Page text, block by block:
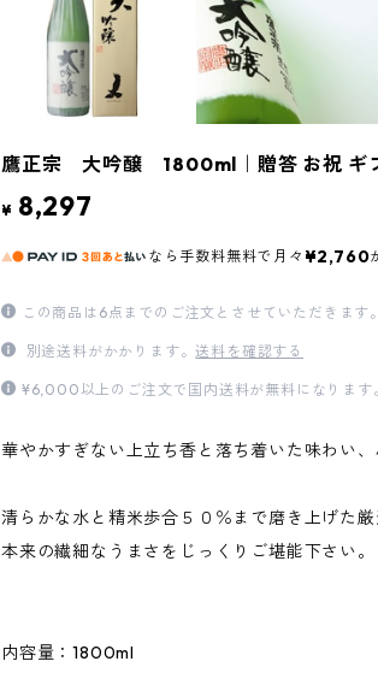
鷹正宗 大吟醸 1800ml｜贈答 お祝 ギ
¥ 8,297
なら 手数料無料で 月々 ¥2,760
この商品は6点までのご注文とさせていただきます。
別途送料がかかります。送料を確認する
¥6,000以上のご注文で国内送料が無料になります
華やかすぎない上立ち香と落ち着いた味わい
清らかな水と精米歩合５０％まで磨き上げた
本来の繊細なうまさをじっくりご堪能下さい。
内容量：1800ml